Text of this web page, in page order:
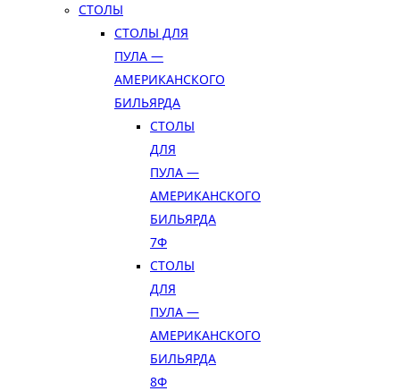
СТОЛЫ
СТОЛЫ ДЛЯ
ПУЛА —
АМЕРИКАНСКОГО
БИЛЬЯРДА
СТОЛЫ
ДЛЯ
ПУЛА —
АМЕРИКАНСКОГО
БИЛЬЯРДА
7Ф
СТОЛЫ
ДЛЯ
ПУЛА —
АМЕРИКАНСКОГО
БИЛЬЯРДА
8Ф